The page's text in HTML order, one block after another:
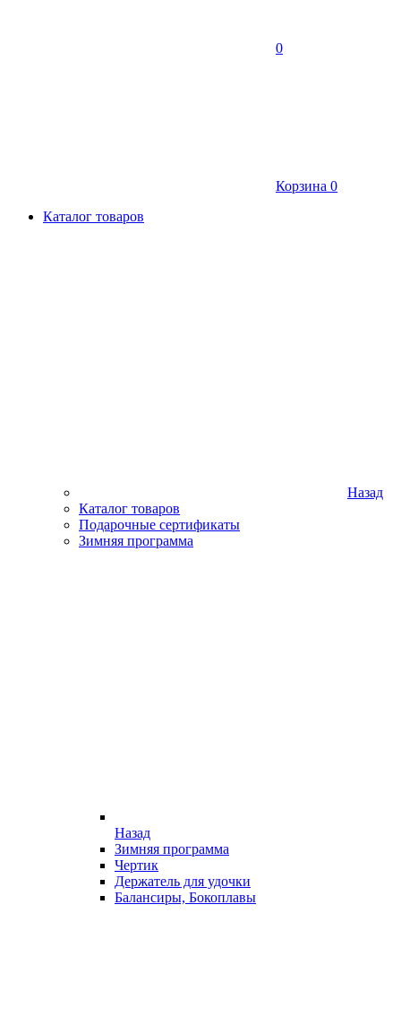
0
Корзина 0
Каталог товаров
Назад
Каталог товаров
Подарочные сертификаты
Зимняя программа
Назад
Зимняя программа
Чертик
Держатель для удочки
Балансиры, Бокоплавы